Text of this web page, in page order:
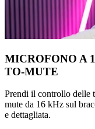
MICROFONO A
TO-MUTE
Prendi il controllo delle
mute da 16 kHz sul
e dettagliata.